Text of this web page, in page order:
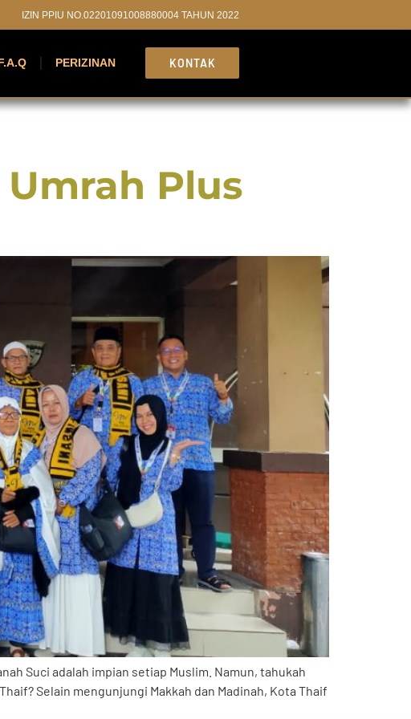
IZIN PPIU NO.02201091008880004 TAHUN 2022
PERIZINAN KONTAK
Plus
Suci adalah impian setiap Muslim. Namun, tahukah
Selain mengunjungi Makkah dan Madinah, Kota Thaif